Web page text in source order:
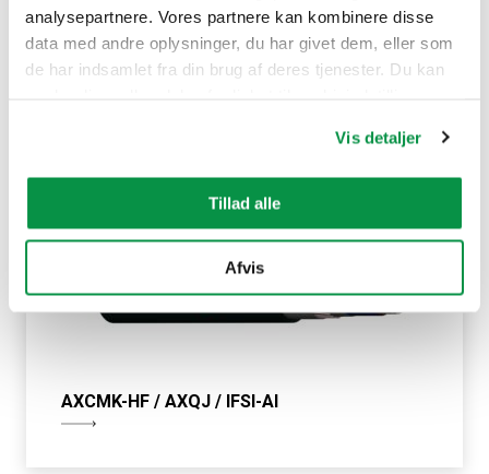
analysepartnere. Vores partnere kan kombinere disse
data med andre oplysninger, du har givet dem, eller som
de har indsamlet fra din brug af deres tjenester. Du kan
Vis detaljer
Tillad alle
Afvis
PEX-M-AL Easybend
AXCMK-HF / AXQJ / IFSI-Al